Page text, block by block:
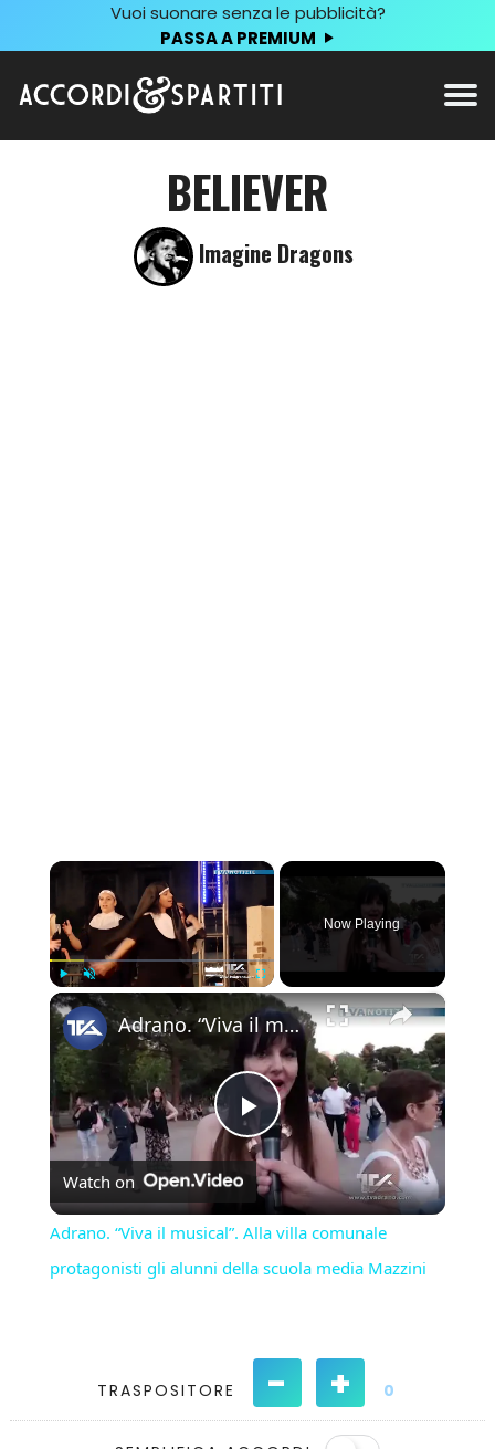
Vuoi suonare senza le pubblicità?
PASSA A PREMIUM
BELIEVER
Imagine Dragons
×
Play Unmute Fullscreen
Now Playing
×
Play
Video
Adrano. “Viva il musical”. Alla villa comunale protagonisti gli alunni della scuola media Mazzini
Watch on
Adrano. “Viva il musical”. Alla villa comunale
protagonisti gli alunni della scuola media Mazzini
TRASPOSITORE - + 0